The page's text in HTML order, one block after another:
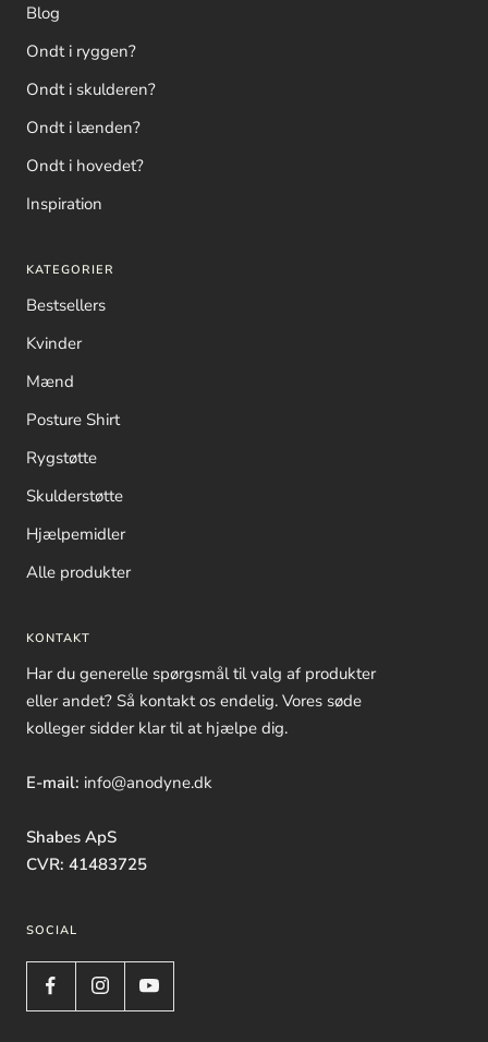
Blog
Ondt i ryggen?
Ondt i skulderen?
Ondt i lænden?
Ondt i hovedet?
Inspiration
KATEGORIER
Bestsellers
Kvinder
Mænd
Posture Shirt
Rygstøtte
Skulderstøtte
Hjælpemidler
Alle produkter
KONTAKT
Har du generelle spørgsmål til valg af produkter
eller andet? Så kontakt os endelig. Vores søde
kolleger sidder klar til at hjælpe dig.
E-mail: info@anodyne.dk
Shabes ApS
CVR: 41483725
SOCIAL